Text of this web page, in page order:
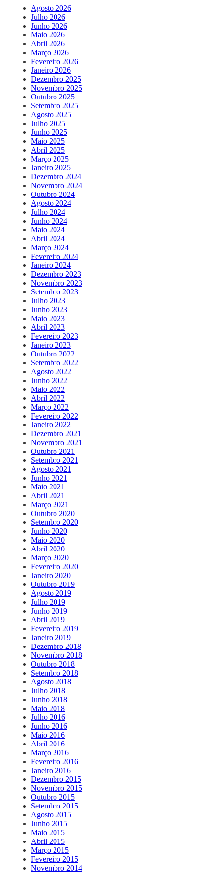
Agosto 2026
Julho 2026
Junho 2026
Maio 2026
Abril 2026
Março 2026
Fevereiro 2026
Janeiro 2026
Dezembro 2025
Novembro 2025
Outubro 2025
Setembro 2025
Agosto 2025
Julho 2025
Junho 2025
Maio 2025
Abril 2025
Março 2025
Janeiro 2025
Dezembro 2024
Novembro 2024
Outubro 2024
Agosto 2024
Julho 2024
Junho 2024
Maio 2024
Abril 2024
Março 2024
Fevereiro 2024
Janeiro 2024
Dezembro 2023
Novembro 2023
Setembro 2023
Julho 2023
Junho 2023
Maio 2023
Abril 2023
Fevereiro 2023
Janeiro 2023
Outubro 2022
Setembro 2022
Agosto 2022
Junho 2022
Maio 2022
Abril 2022
Março 2022
Fevereiro 2022
Janeiro 2022
Dezembro 2021
Novembro 2021
Outubro 2021
Setembro 2021
Agosto 2021
Junho 2021
Maio 2021
Abril 2021
Março 2021
Outubro 2020
Setembro 2020
Junho 2020
Maio 2020
Abril 2020
Março 2020
Fevereiro 2020
Janeiro 2020
Outubro 2019
Agosto 2019
Julho 2019
Junho 2019
Abril 2019
Fevereiro 2019
Janeiro 2019
Dezembro 2018
Novembro 2018
Outubro 2018
Setembro 2018
Agosto 2018
Julho 2018
Junho 2018
Maio 2018
Julho 2016
Junho 2016
Maio 2016
Abril 2016
Março 2016
Fevereiro 2016
Janeiro 2016
Dezembro 2015
Novembro 2015
Outubro 2015
Setembro 2015
Agosto 2015
Junho 2015
Maio 2015
Abril 2015
Março 2015
Fevereiro 2015
Novembro 2014